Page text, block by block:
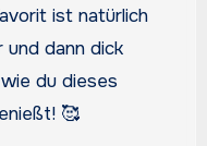
ist natürlich
dann dick
du dieses
🥰